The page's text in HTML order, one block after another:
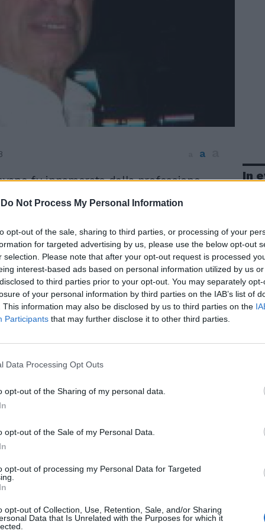
Do Not Process My Personal Information
opt-out of the sale, sharing to third parties, or processing of your
for targeted advertising by us, please use the below opt-out
selection. Please note that after your opt-out request is processed
interest-based ads based on personal information utilized by us
to third parties prior to your opt-out. You may separately
of your personal information by third parties on the IAB’s list of
This information may also be disclosed by us to third parties on the
Participants that may further disclose it to other third parties.
Data Processing Opt Outs
opt-out of the Sharing of my personal data.
opt-out of the Sale of my Personal Data.
opt-out of processing my Personal Data for Targeted
opt-out of Collection, Use, Retention, Sale, and/or Sharing
Data that Is Unrelated with the Purposes for which it
a
fu innamorato della professione
da poco smesso i pantaloni corti quando
ciuffo nero, il suo naso importante. Aveva
ma anche Conrad e altri autori che
sete di viaggi, di lingue e di paesaggi
ad abitare in una camera ammobiliata ai
Lì mi mostrò il suo tesoro: una
piena di cartelle con ritagli di giornali e
francesi, inglesi, americane. Meno
che avrebbe cominciato chissà dove,
dalla sua parte, quella d'un giovane
il più piccolo aggancio nel potere che
nella destra calabrese. Nel '56 entrò a
stupore per le sue conoscenze.
a Roma, al Secolo d'Italia dov'era
Barbiellini Amidei. Traslocò a Palazzo
Giornale d'Italia. All'inizio degli anni
la sua avventura a Il Tempo e qui
ogni dove per tanti anni centinaia di
Libro su libro, carta su carta,
aveva messo insieme una
un archivio che avrebbe dato dei punti
In
Rudy Giuliani a Come States?
Trump, Meloni e la strategia
americana